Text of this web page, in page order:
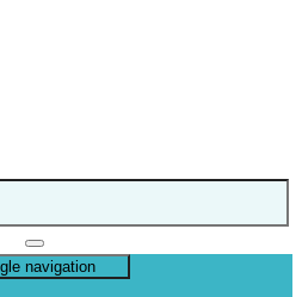
navigation